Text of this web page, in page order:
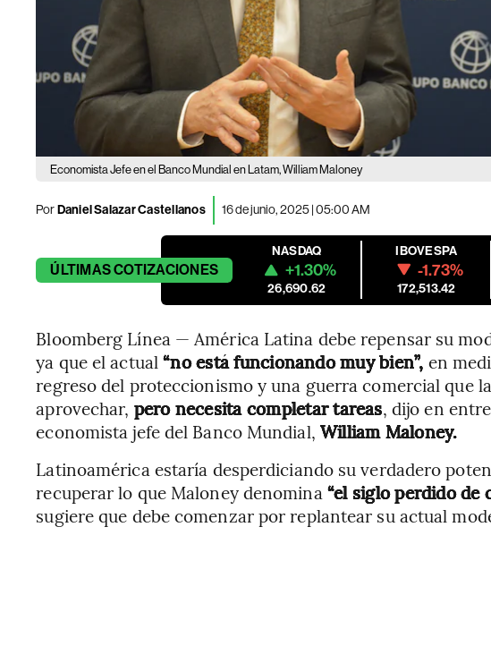
Economista Jefe en el Banco Mundial en Latam, William Maloney
PorDaniel Salazar Castellanos 16 de junio, 2025 | 05:00 AM
ÚLTIMASCOTIZACIONES
NASDAQ
+1.30%
26,690.62
IBOVESPA
-1.73%
172,513.42
Bloomberg Línea — América Latina debe repensar su
ya que el actual “no está funcionando muy bien”, en
regreso del proteccionismo y una guerra comercial que
aprovechar, pero necesita completar tareas, dijo en
economista jefe del Banco Mundial, William Maloney.
Latinoamérica estaría desperdiciando su verdadero
recuperar lo que Maloney denomina “el siglo perdido de
sugiere que debe comenzar por replantear su actual